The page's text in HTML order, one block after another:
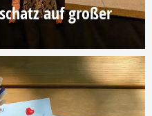
auf großer